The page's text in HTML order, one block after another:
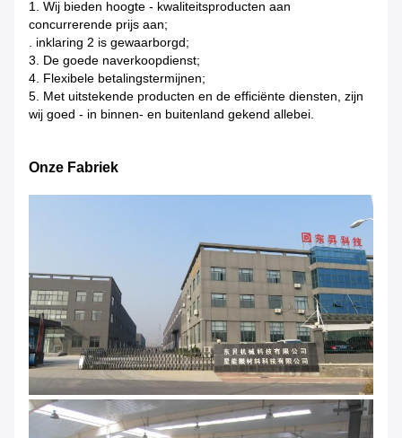
1. Wij bieden hoogte - kwaliteitsproducten aan
concurrerende prijs aan;
. inklaring 2 is gewaarborgd;
3. De goede naverkoopdienst;
4. Flexibele betalingstermijnen;
5. Met uitstekende producten en de efficiënte diensten, zijn
wij goed - in binnen- en buitenland gekend allebei.
Onze Fabriek